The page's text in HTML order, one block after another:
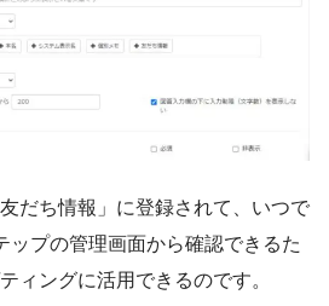
だち情報」に登録されて、いつで
ップの管理画面から確認できるた
ィングに活用できるのです。